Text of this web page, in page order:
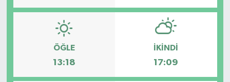
ÖĞLE
13:18
İKINDI
17:09